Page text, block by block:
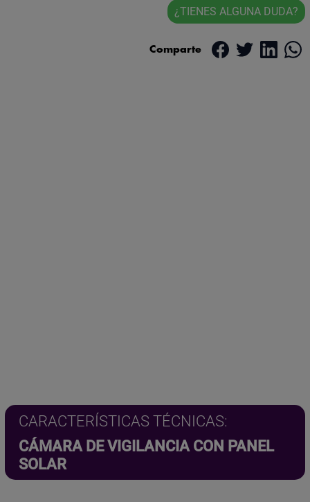
¿TIENES ALGUNA DUDA?
Comparte
CARACTERÍSTICAS TÉCNICAS:
CÁMARA DE VIGILANCIA CON PANEL
SOLAR